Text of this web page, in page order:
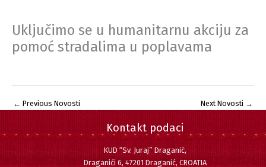
Uključimo se u humanitarnu akciju za
pomoć stradalima u poplavama
← Previous Novosti Next Novosti →
Kontakt podaci
KUD “Sv. Juraj” Draganić,
Draganići 6, 47201 Draganić, CROATIA